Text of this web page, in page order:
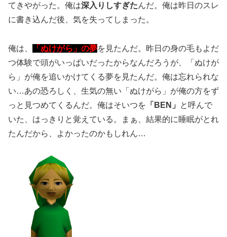
てきやがった。俺は深入りしすぎたんだ。俺は昨日のスレ
に書き込んだ後、気を失ってしまった。
俺は、 「ぬけがら」の夢を見たんだ。昨日の身の毛もよだ
つ体験で頭がいっぱいだったからなんだろうが、「ぬけが
ら」が俺を追いかけてくる夢を見たんだ。俺は忘れられな
い…あの恐ろしく、生気の無い「ぬけがら」が俺の方をず
っと見つめてくるんだ。俺はそいつを 「BEN」
と呼んで
いた、はっきりと覚えている。まぁ、結果的に睡眠がとれ
たんだから、よかったのかもしれん…